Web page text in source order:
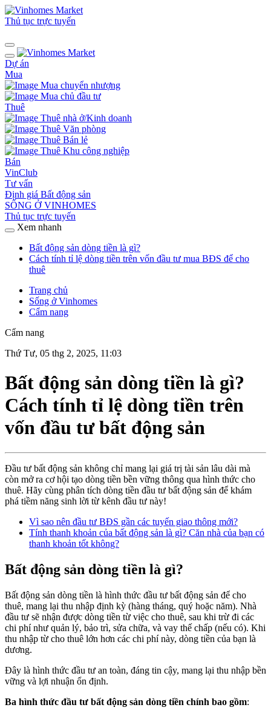
Thủ tục trực tuyến
Dự án
Mua
Mua chuyển nhượng
Mua chủ đầu tư
Thuê
Thuê nhà ở/Kinh doanh
Thuê Văn phòng
Thuê Bán lẻ
Thuê Khu công nghiệp
Bán
VinClub
Tư vấn
Định giá Bất động sản
SỐNG Ở VINHOMES
Thủ tục trực tuyến
Xem nhanh
Bất động sản dòng tiền là gì?
Cách tính tỉ lệ dòng tiền trên vốn đầu tư mua BĐS để cho
thuê
Trang chủ
Sống ở Vinhomes
Cẩm nang
Cẩm nang
Thứ Tư, 05 thg 2, 2025, 11:03
Bất động sản dòng tiền là gì?
Cách tính tỉ lệ dòng tiền trên
vốn đầu tư bất động sản
Đầu tư bất động sản không chỉ mang lại giá trị tài sản lâu dài mà
còn mở ra cơ hội tạo dòng tiền bền vững thông qua hình thức cho
thuê. Hãy cùng phân tích dòng tiền đầu tư bất động sản để khám
phá tiềm năng sinh lời từ kênh đầu tư này!
Vì sao nên đầu tư BĐS gần các tuyến giao thông mới?
Tính thanh khoản của bất động sản là gì? Căn nhà của bạn có
thanh khoản tốt không?
Bất động sản dòng tiền là gì?
Bất động sản dòng tiền là hình thức đầu tư bất động sản để cho
thuê, mang lại thu nhập định kỳ (hàng tháng, quý hoặc năm). Nhà
đầu tư sẽ nhận được dòng tiền từ việc cho thuê, sau khi trừ đi các
chi phí như quản lý, bảo trì, sửa chữa, và vay thế chấp (nếu có). Khi
thu nhập từ cho thuê lớn hơn các chi phí này, dòng tiền của bạn là
dương.
Đây là hình thức đầu tư an toàn, đáng tin cậy, mang lại thu nhập bền
vững và lợi nhuận ổn định.
Ba hình thức đầu tư bất động sản dòng tiền chính bao gồm: